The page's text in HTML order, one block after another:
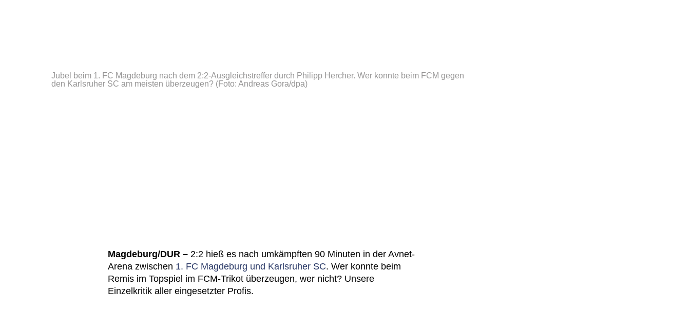
Jubel beim 1. FC Magdeburg nach dem 2:2-Ausgleichstreffer durch Philipp Hercher. Wer konnte beim FCM gegen
den Karlsruher SC am meisten überzeugen? (Foto: Andreas Gora/dpa)
Magdeburg/DUR – 2:2 hieß es nach umkämpften 90 Minuten in der Avnet-
Arena zwischen 1. FC Magdeburg und Karlsruher SC. Wer konnte beim
Remis im Topspiel im FCM-Trikot überzeugen, wer nicht? Unsere
Einzelkritik aller eingesetzter Profis.